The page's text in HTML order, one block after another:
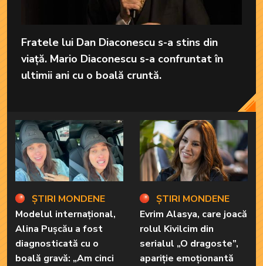
Fratele lui Dan Diaconescu s-a stins din
viață. Mario Diaconescu s-a confruntat în
ultimii ani cu o boală cruntă.
ȘTIRI MONDENE
Modelul internațional,
Alina Pușcău a fost
diagnosticată cu o
boală gravă: „Am cinci
ȘTIRI MONDENE
Evrim Alasya, care joacă
rolul Kivilcim din
serialul „O dragoste”,
apariție emoționantă